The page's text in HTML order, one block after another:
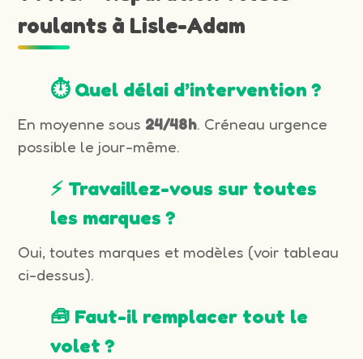
roulants à Lisle-Adam
⏱️ Quel délai d’intervention ?
En moyenne sous 24/48h. Créneau urgence
possible le jour-même.
⚡ Travaillez-vous sur toutes
les marques ?
Oui, toutes marques et modèles (voir tableau
ci-dessus).
🧰 Faut-il remplacer tout le
volet ?